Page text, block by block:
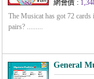
網會價 :
The Musicat has got 72
pairs? .........
General